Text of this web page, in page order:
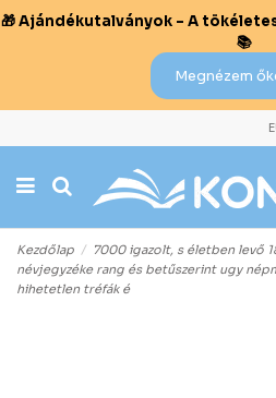
🎁 Ajándékutalványok – A
📚
Megnézem
Kezdőlap
7000 igazolt, s életben levő
névjegyzéke rang és betűszerint ugy
hihetetlen tréfák é